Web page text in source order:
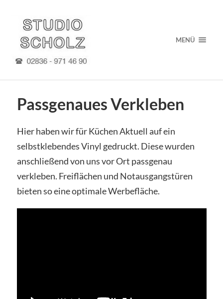
MENÜ
Passgenaues Verkleben
Hier haben wir für Küchen Aktuell auf ein
selbstklebendes Vinyl gedruckt. Diese wurden
anschließend von uns vor Ort passgenau
verkleben. Freiflächen und Notausgangstüren
bieten so eine optimale Werbefläche.